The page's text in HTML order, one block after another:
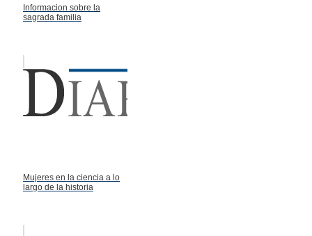
Informacion sobre la
sagrada familia
Mujeres en la ciencia a lo
largo de la historia